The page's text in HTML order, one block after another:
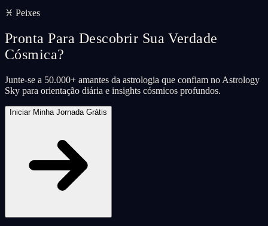
♓ Peixes
Pronta Para Descobrir Sua Verdade
Cósmica?
Junte-se a 50.000+ amantes da astrologia que confiam no Astrology
Sky para orientação diária e insights cósmicos profundos.
Iniciar Minha Jornada Grátis